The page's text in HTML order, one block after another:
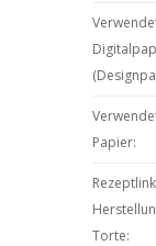
Papier:
Torte: